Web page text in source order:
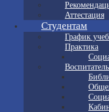
Аттестация
Студентам
График
Практика